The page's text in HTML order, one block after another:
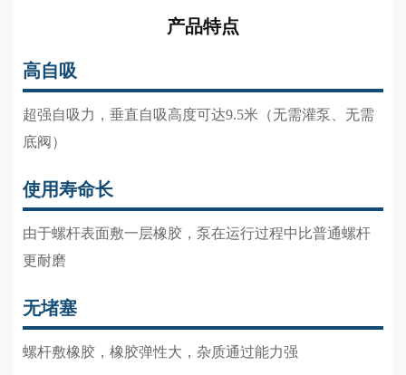
产品特点
高自吸
超强自吸力，垂直自吸高度可达9.5米（无需灌泵、无需
底阀）
使用寿命长
由于螺杆表面敷一层橡胶，泵在运行过程中比普通螺杆
更耐磨
无堵塞
螺杆敷橡胶，橡胶弹性大，杂质通过能力强